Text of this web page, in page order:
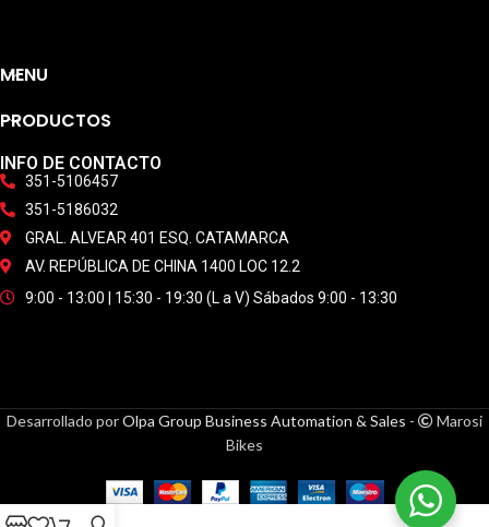
MENU
PRODUCTOS
INFO DE CONTACTO
351-5106457
351-5186032
GRAL. ALVEAR 401 ESQ. CATAMARCA
AV. REPÚBLICA DE CHINA 1400 LOC 12.2
9:00 - 13:00 | 15:30 - 19:30 (L a V) Sábados 9:00 - 13:30
Desarrollado porOlpa Group Business Automation & Sales -
Marosi
Bikes